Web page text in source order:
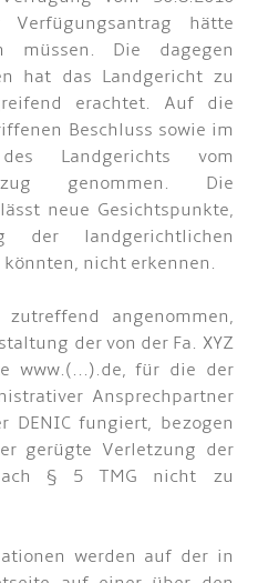
hätte
müssen. Die dagegen
hat das Landgericht zu
erachtet. Auf die
Beschluss sowie im
des Landgerichts vom
genommen. Die
neue Gesichtspunkte,
der landgerichtlichen
nicht erkennen.
angenommen,
der von der Fa. XYZ
www.(...).de, für die der
Ansprechpartner
DENIC fungiert, bezogen
gerügte Verletzung der
§ 5 TMG nicht zu
werden auf der in